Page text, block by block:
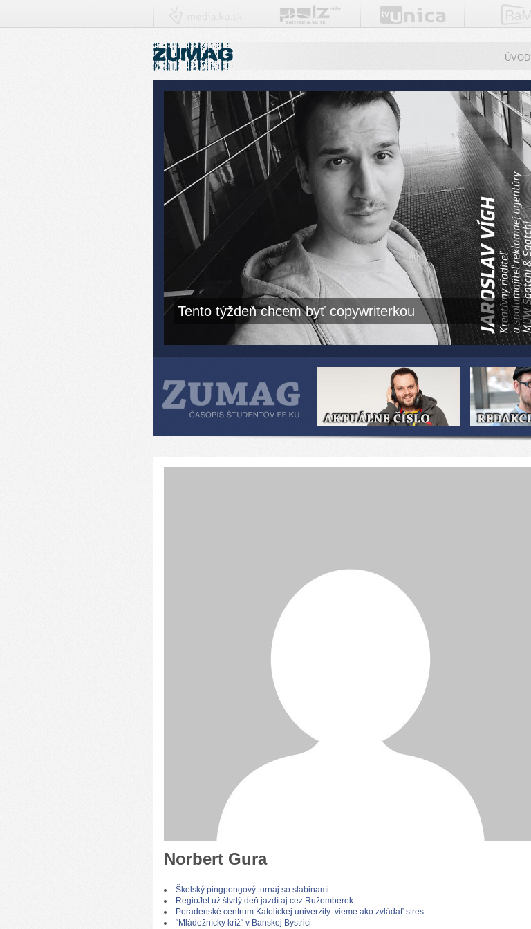
ÚVOD
Tento týždeň chcem byť copywriterkou
Norbert Gura
Školský pingpongový turnaj so slabinami
RegioJet už štvrtý deň jazdí aj cez Ružomberok
Poradenské centrum Katolíckej univerzity: vieme ako zvládať stres
“Mládežnícky kríž“ v Banskej Bystrici